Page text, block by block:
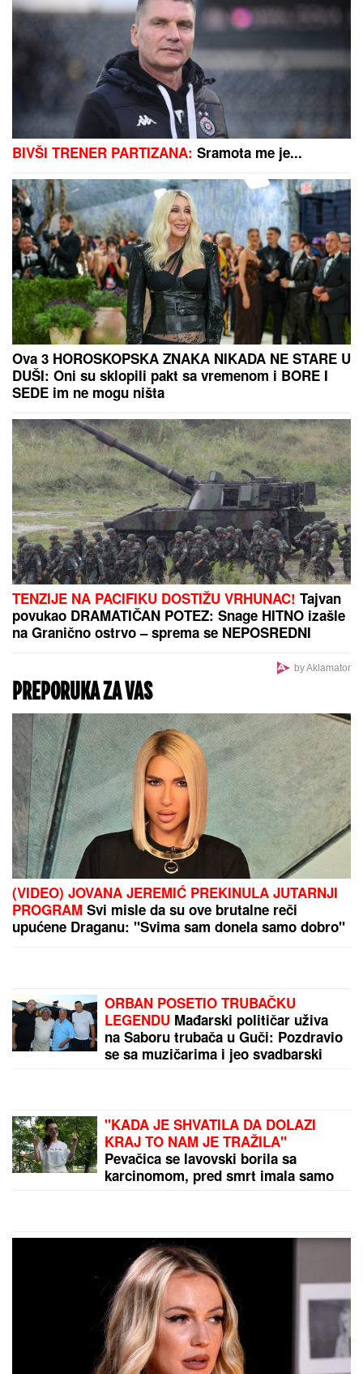
Ana Nikolić šokirala: Otkrila kako je
Rale kažnjava, evo šta joj radi iza
zatvorenih vrata!
U brak ga ni puškom nisu mogli naterati: Nosio je
krst izbeglice, lečio se perom, a na onaj svet je
otišao sam
JOŠ JEDNA DETONACIJA U
BEOGRADU!Rakovica se zatresla
usred noći: Na licu mesta krater,
policija traga za počiniocem
BIVŠI TRENER PARTIZANA:
Ova 3 HOROSKOPSKA ZNAKA NIKADA NE STARE U
DUŠI: Oni su sklopili pakt sa vremenom i BORE I
SEDE im ne mogu ništa
TENZIJE NA PACIFIKU DOSTIŽU VRHUNAC!
povukao DRAMATIČAN POTEZ: Snage HITNO izašle
na Granično ostrvo – sprema se NEPOSREDNI
PREPORUKA ZA VAS